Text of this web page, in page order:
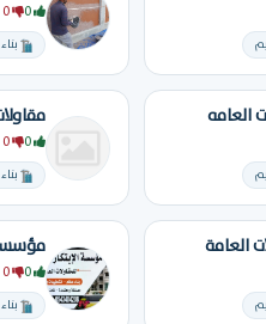
0
0
العامه
0
0
العامة مؤسسة
0
0